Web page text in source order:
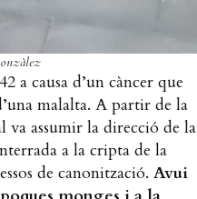
a causa d’un càncer que
malalta. A partir de la
assumir la direcció de la
a la cripta de la
de canonització. Avui